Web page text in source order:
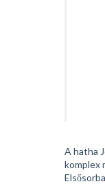
A hatha
komplex